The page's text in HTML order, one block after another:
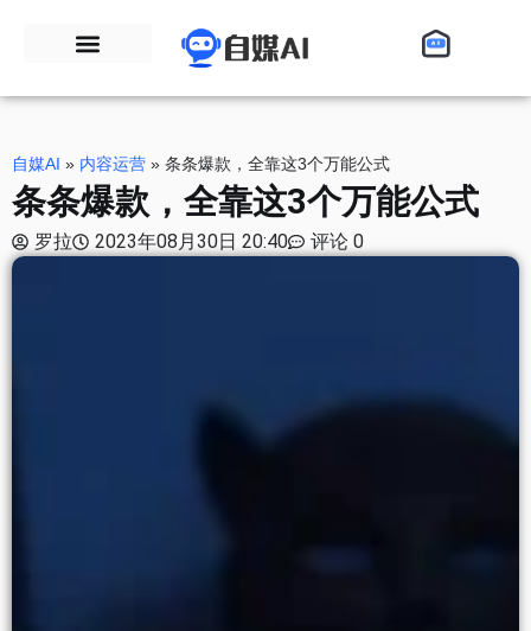
自媒AI » 内容运营 » 条条爆款，全靠这3个万能公式
条条爆款，全靠这3个万能公式
罗拉 2023年08月30日 20:40 评论 0